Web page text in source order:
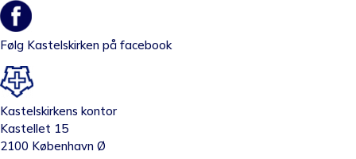
Følg Kastelskirken på facebook
Kastelskirkens kontor
Kastellet 15
2100 København Ø